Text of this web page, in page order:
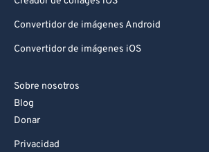
Convertidor de imágenes Android
Convertidor de imágenes iOS
Sobre nosotros
Blog
Donar
Privacidad